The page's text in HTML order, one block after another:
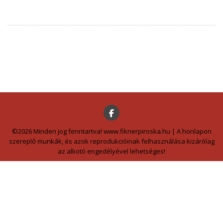
©2026 Minden jog fenntartva! www.fiknerpiroska.hu | A honlapon
szereplő munkák, és azok reprodukcióinak felhasználása kizárólag
az alkotó engedélyével lehetséges!